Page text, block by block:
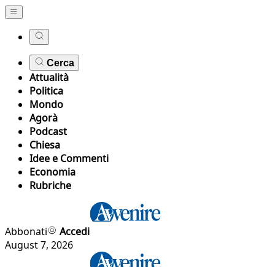
Cerca
Attualità
Politica
Mondo
Agorà
Podcast
Chiesa
Idee e Commenti
Economia
Rubriche
Abbonati
Accedi
August 7, 2026